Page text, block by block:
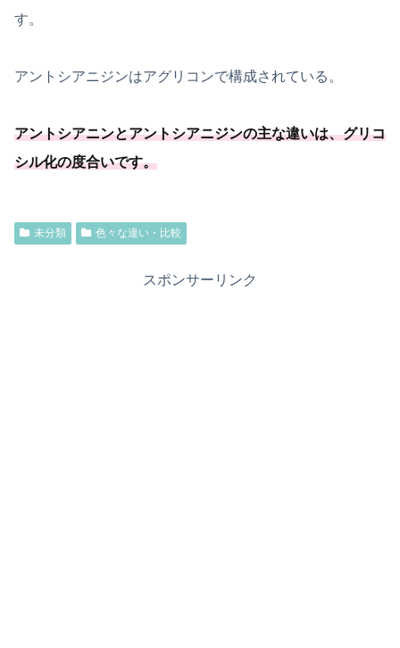
す。
アントシアニジンはアグリコンで構成されている。
アントシアニンとアントシアニジンの主な違いは、グリコ
シル化の度合いです。
未分類 色々な違い・比較
スポンサーリンク